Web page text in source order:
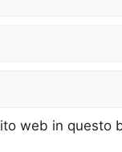
web in questo